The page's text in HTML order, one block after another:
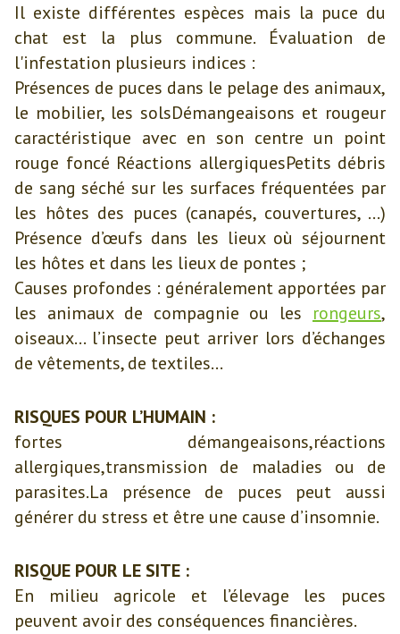
Il existe différentes espèces mais la puce du
chat est la plus commune. Évaluation de
l'infestation plusieurs indices :
Présences de puces dans le pelage des animaux,
le mobilier, les solsDémangeaisons et rougeur
caractéristique avec en son centre un point
rouge foncé Réactions allergiquesPetits débris
de sang séché sur les surfaces fréquentées par
les hôtes des puces (canapés, couvertures, ...)
Présence d’œufs dans les lieux où séjournent
les hôtes et dans les lieux de pontes ;
Causes profondes : généralement apportées par
les animaux de compagnie ou les rongeurs,
oiseaux... l’insecte peut arriver lors d’échanges
de vêtements, de textiles...
RISQUES POUR L’HUMAIN :
fortes démangeaisons,réactions
allergiques,transmission de maladies ou de
parasites.La présence de puces peut aussi
générer du stress et être une cause d’insomnie.
RISQUE POUR LE SITE :
En milieu agricole et l’élevage les puces
peuvent avoir des conséquences financières.